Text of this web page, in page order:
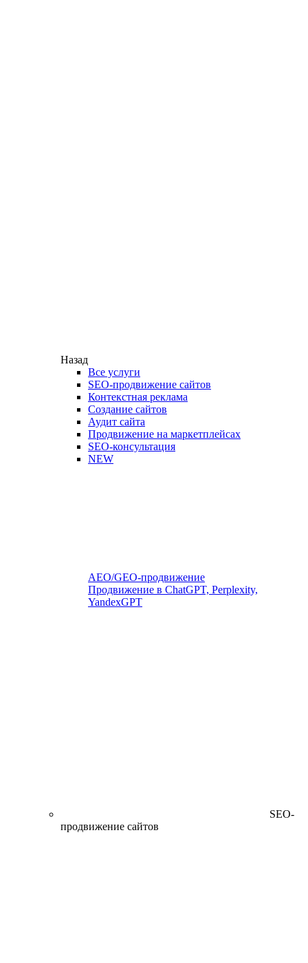
Назад
Все услуги
SEO-продвижение сайтов
Контекстная реклама
Создание сайтов
Аудит сайта
Продвижение на маркетплейсах
SEO-консультация
NEW
AEO/GEO-продвижение
Продвижение в ChatGPT, Perplexity,
YandexGPT
SEO-
продвижение сайтов